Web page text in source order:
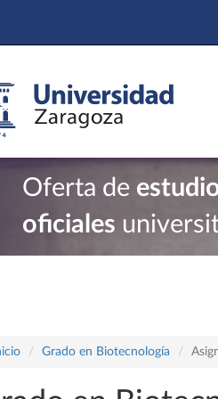
Oferta de
oficiales
Grado en Biotecnología